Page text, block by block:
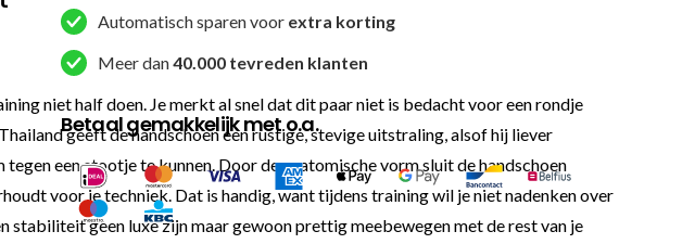
Automatisch sparen voor extra korting
Meer dan40.000 tevreden klanten
Betaal gemakkelijk met o.a.
niet half doen. Je merkt al snel dat dit paar niet is bedacht voor een rondje
geeft de handschoen een rustige, stevige uitstraling, alsof hij liever
een stootje te kunnen. Door de anatomische vorm sluit de handschoen
voor je techniek. Dat is handig, want tijdens training wil je niet nadenken over
geen luxe zijn maar gewoon prettig meebewegen met de rest van je